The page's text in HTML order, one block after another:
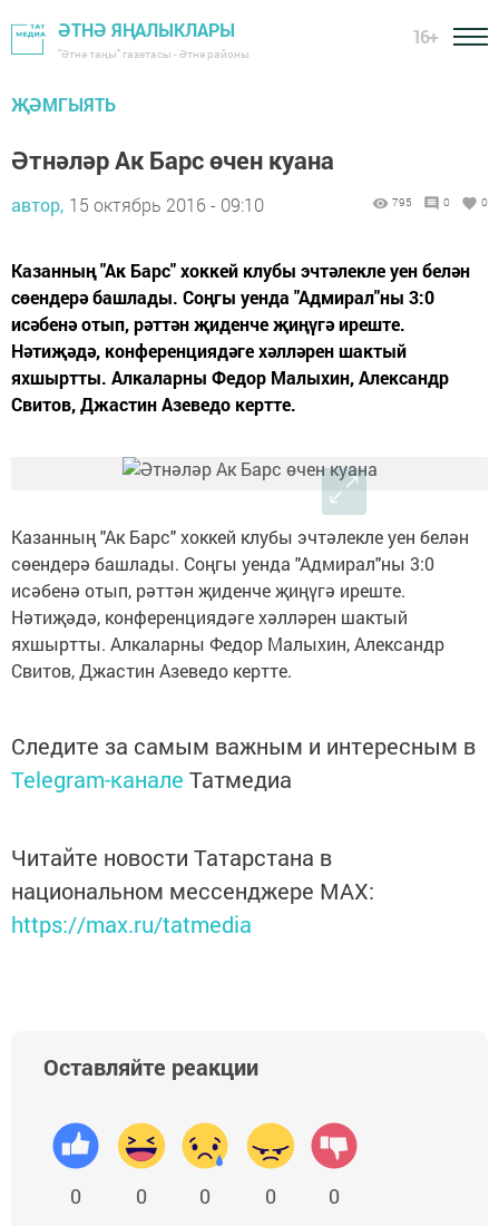
ӘТНӘ ЯҢАЛЫКЛАРЫ
"Әтнә таңы" газетасы - Әтнә районы
16+
ҖӘМГЫЯТЬ
Әтнәләр Ак Барс өчен куана
автор, 15 октябрь 2016 - 09:10 795 0 0
Казанның "Ак Барс" хоккей клубы эчтәлекле уен белән
сөендерә башлады. Соңгы уенда "Адмирал"ны 3:0
исәбенә отып, рәттән җиденче җиңүгә иреште.
Нәтиҗәдә, конференциядәге хәлләрен шактый
яхшыртты. Алкаларны Федор Малыхин, Александр
Свитов, Джастин Азеведо кертте.
Казанның "Ак Барс" хоккей клубы эчтәлекле уен белән
сөендерә башлады. Соңгы уенда "Адмирал"ны 3:0
исәбенә отып, рәттән җиденче җиңүгә иреште.
Нәтиҗәдә, конференциядәге хәлләрен шактый
яхшыртты. Алкаларны Федор Малыхин, Александр
Свитов, Джастин Азеведо кертте.
Следите за самым важным и интересным в
Telegram-канале Татмедиа
Читайте новости Татарстана в
национальном мессенджере MАХ:
https://max.ru/tatmedia
Оставляйте реакции
0 0 0 0 0